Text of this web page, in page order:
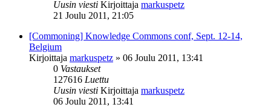
Uusin viesti Kirjoittaja markuspetz
21 Joulu 2011, 21:05
[Commoning] Knowledge Commons conf, Sept. 12-14,
Belgium
Kirjoittaja markuspetz » 06 Joulu 2011, 13:41
0 Vastaukset
127616 Luettu
Uusin viesti Kirjoittaja markuspetz
06 Joulu 2011, 13:41